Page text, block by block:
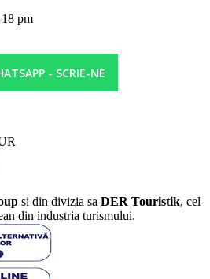
pm
- SCRIE-NE
si din divizia sa DER Touristik, cel
din industria turismului.